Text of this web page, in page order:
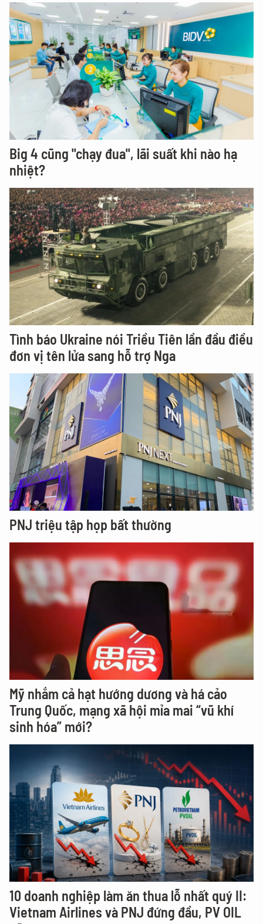
Big 4 cũng "chạy đua", lãi suất khi nào hạ
nhiệt?
Tình báo Ukraine nói Triều Tiên lần đầu điều
đơn vị tên lửa sang hỗ trợ Nga
PNJ triệu tập họp bất thường
Mỹ nhắm cả hạt hướng dương và há cảo
Trung Quốc, mạng xã hội mỉa mai “vũ khí
sinh hóa” mới?
10 doanh nghiệp làm ăn thua lỗ nhất quý II:
Vietnam Airlines và PNJ đứng đầu, PV OIL